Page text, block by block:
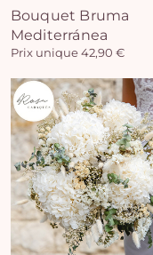
Bouquet Bruma
Mediterránea
Prix unique 42,90 €